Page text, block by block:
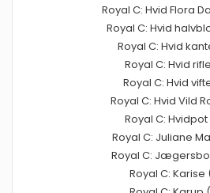
Royal C: Hvid Flora
Royal C: Hvid
Royal C: Hvid
Royal C: Hvid
Royal C: Hvid
Royal C: Hvid Vild
Royal C: Hvidpot
Royal C: Juliane
Royal C:
Royal C: Karise